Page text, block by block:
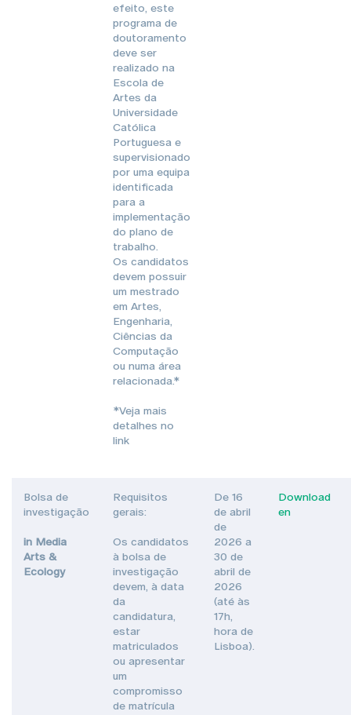
efeito, este
programa de
doutoramento
deve ser
realizado na
Escola de
Artes da
Universidade
Católica
Portuguesa e
supervisionado
por uma equipa
identificada
para a
implementação
do plano de
trabalho.
Os candidatos
devem possuir
um mestrado
em Artes,
Engenharia,
Ciências da
Computação
ou numa área
relacionada.*
*Veja mais
detalhes no
link
Bolsa de
investigação
in Media
Arts &
Ecology
Requisitos
gerais:
Os candidatos
à bolsa de
investigação
devem, à data
da
candidatura,
estar
matriculados
ou apresentar
um
compromisso
de matrícula
De 16
de abril
de
2026 a
30 de
abril de
2026
(até às
17h,
hora de
Lisboa).
Download
en